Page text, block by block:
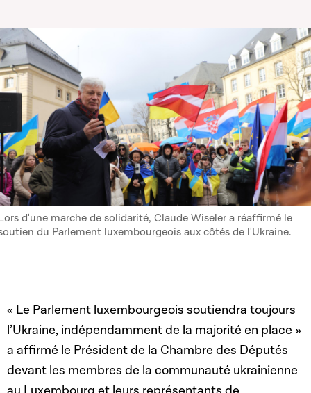
d'une marche de solidarité, Claude Wiseler a réaffirmé le
du Parlement luxembourgeois aux côtés de l'Ukraine.
« Le Parlement luxembourgeois soutiendra toujours
l’Ukraine, indépendamment de la majorité en place »
a affirmé le Président de la Chambre des Députés
devant les membres de la communauté ukrainienne